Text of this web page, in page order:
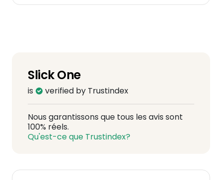
Slick One
is verified by Trustindex
Nous garantissons que tous les avis sont
100% réels.
Qu'est-ce que Trustindex?